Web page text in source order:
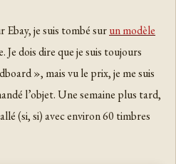
je suis tombé surun modèle
Je dois dire que je suis toujours
», mais vu le prix, je me suis
l’objet. Une semaine plus tard,
(si, si) avec environ 60 timbres